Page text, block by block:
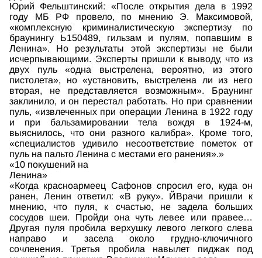
Юрий Фельштинский: «После открытия дела в 1992
году МБ РФ провело, по мнению Э. Максимовой,
«комплексную криминалистическую экспертизу по
браунингу Ь150489, гильзам и пулям, попавшим в
Ленина». Но результаты этой экспертизы не были
исчерпывающими. Эксперты пришли к выводу, что из
двух пуль «одна выстрелена, вероятно, из этого
пистолета», но «установить, выстрелена ли из него
вторая, не представляется возможным». Браунинг
заклинило, и он перестал работать. Но при сравнении
пуль, «извлеченных при операции Ленина в 1922 году
и при бальзамировании тела вождя в 1924-м,
выяснилось, что они разного калибра». Кроме того,
«специалистов удивило несоответствие пометок от
пуль на пальто Ленина с местами его ранения».»
«10 покушений на
Ленина»
«Когда красноармеец Сафонов спросил его, куда он
ранен, Ленин ответил: «В руку». ЙВрачи пришли к
мнению, что пуля, к счастью, не задела больших
сосудов шеи. Пройди она чуть левее или правее…
Другая пуля пробила верхушку левого легкого слева
направо и засела около грудно-ключичного
сочленения. Третья пробила навылет пиджак под